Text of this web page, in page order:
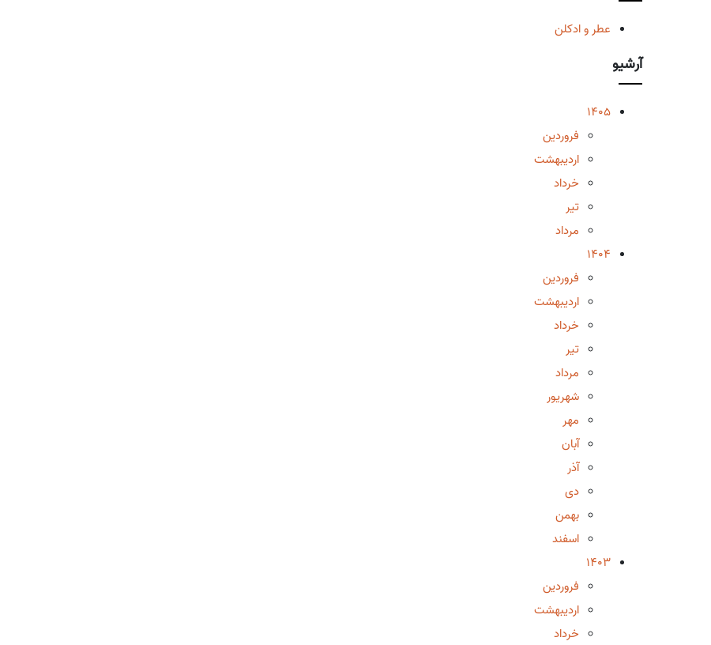
عطر و ادکلن
آرشیو
1405
فروردین
اردیبهشت
خرداد
تیر
مرداد
1404
فروردین
اردیبهشت
خرداد
تیر
مرداد
شهریور
مهر
آبان
آذر
دی
بهمن
اسفند
1403
فروردین
اردیبهشت
خرداد